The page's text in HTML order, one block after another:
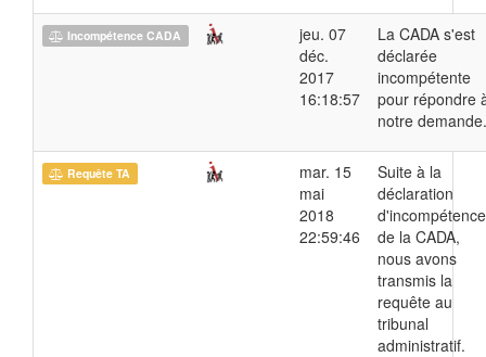
Incompétence CADA
jeu. 07
déc.
2017
16:18:57
La CADA s'est
déclarée
incompétente
pour répondre
notre demande.
Requête TA
mar. 15
mai
2018
22:59:46
Suite à la
déclaration
d'incompétence
de la CADA,
nous avons
transmis la
requête au
tribunal
administratif.